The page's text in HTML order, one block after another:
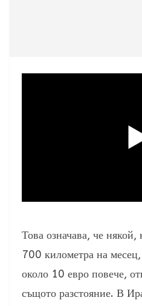
Това означава, че
700 километра на
около 10 евро повече,
същото разстояние. В